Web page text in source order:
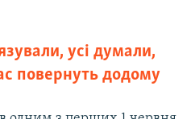
усі думали,
повернуть додому